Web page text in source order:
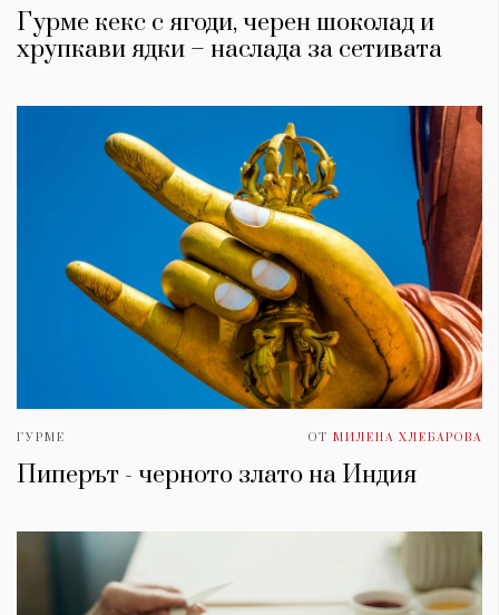
Гурме кекс с ягоди, черен шоколад и
хрупкави ядки – наслада за сетивата
ГУРМЕ ОТ МИЛЕНА ХЛЕБАРОВА
Пиперът - черното злато на Индия